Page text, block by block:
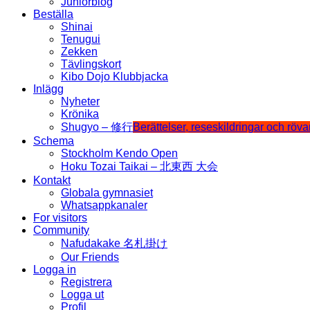
Beställa
Shinai
Tenugui
Zekken
Tävlingskort
Kibo Dojo Klubbjacka
Inlägg
Nyheter
Krönika
Shugyo – 修行Berättelser, reseskildringar och
Schema
Stockholm Kendo Open
Hoku Tozai Taikai – 北東西 大会
Kontakt
Globala gymnasiet
Whatsappkanaler
For visitors
Community
Nafudakake 名札掛け
Our Friends
Logga in
Registrera
Logga ut
Profil